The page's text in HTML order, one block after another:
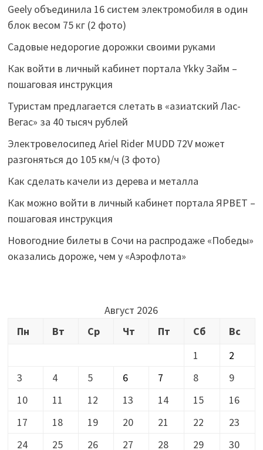
Geely объединила 16 систем электромобиля в один
блок весом 75 кг (2 фото)
Садовые недорогие дорожки своими руками
Как войти в личный кабинет портала Ykky Займ –
пошаговая инструкция
Туристам предлагается слетать в «азиатский Лас-
Вегас» за 40 тысяч рублей
Электровелосипед Ariel Rider MUDD 72V может
разгоняться до 105 км/ч (3 фото)
Как сделать качели из дерева и металла
Как можно войти в личный кабинет портала ЯРВЕТ –
пошаговая инструкция
Новогодние билеты в Сочи на распродаже «Победы»
оказались дороже, чем у «Аэрофлота»
Август 2026
Пн
Вт Ср Чт Пт Сб
Вс
1
2
3
4 5 6 7 8
9
10
11 12 13 14 15
16
17
18 19 20 21 22
23
24
25 26 27 28 29 30